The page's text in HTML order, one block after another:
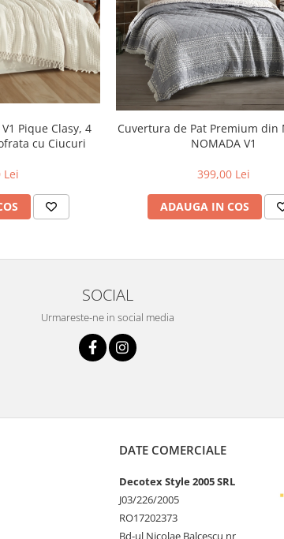
Pique Clasy, 4
cu Ciucuri
Lei
Cuvertura de Pat Premium din
NOMADA V1
399,00 Lei
ADAUGA IN COS
SOCIAL
Urmareste-ne in social media
DATE COMERCIALE
Decotex Style 2005 SRL
J03/226/2005
RO17202373
Bd-ul Nicolae Balcescu nr